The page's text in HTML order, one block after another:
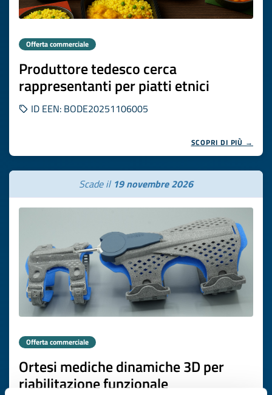
Offerta commerciale
Produttore tedesco cerca
rappresentanti per piatti etnici
ID EEN: BODE20251106005
SCOPRI DI PIÙ →
Scade il 19 novembre 2026
Offerta commerciale
Ortesi mediche dinamiche 3D per
riabilitazione funzionale